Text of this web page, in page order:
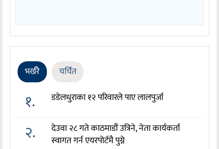
भर्खरै चर्चित
१. डडेलधुराका १२ परिवारले पाए लालपुर्जा
२.
देउवा २८ गते काठमाडौं उत्रिने, नेता कार्यकर्ता
स्वागत गर्न एयरपोर्टमै पुग्ने